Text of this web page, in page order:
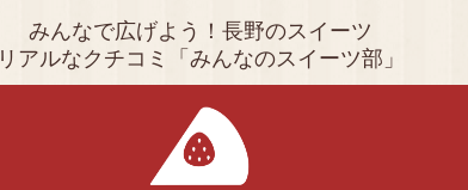
みんなで広げよう！長野のスイーツ
リアルなクチコミ「みんなのスイーツ部」